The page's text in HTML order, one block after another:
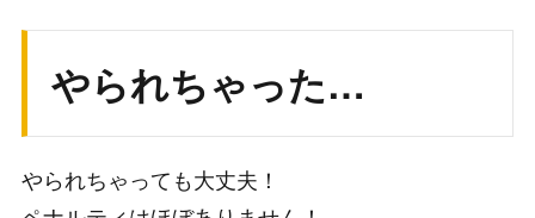
やられちゃった…
やられちゃっても大丈夫！